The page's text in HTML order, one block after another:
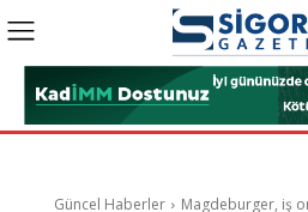
Güncel Haberler
Magdeburger, iş